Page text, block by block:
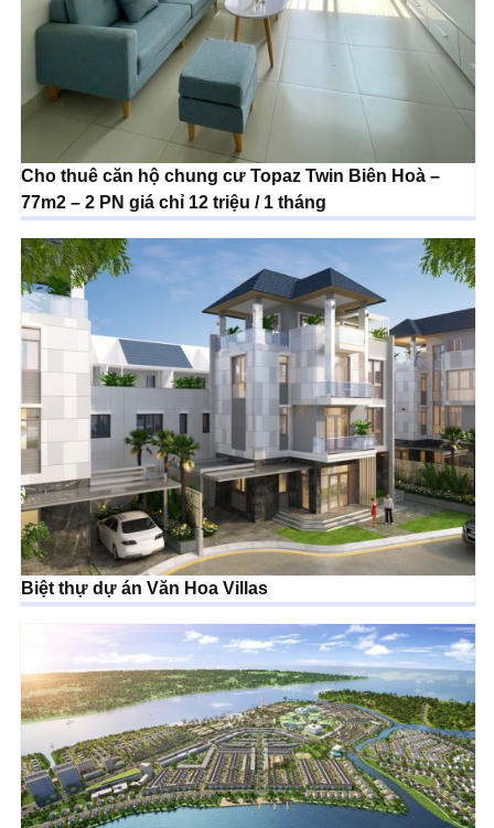
Cho thuê căn hộ chung cư Topaz Twin Biên Hoà –
77m2 – 2 PN giá chỉ 12 triệu / 1 tháng
Biệt thự dự án Văn Hoa Villas